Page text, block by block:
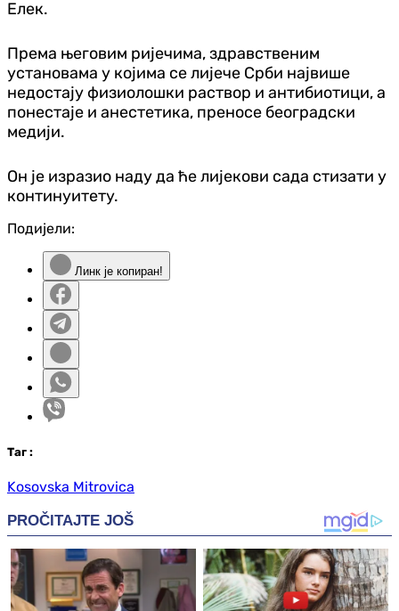
Елек.
Према његовим ријечима, здравственим
установама у којима се лијече Срби највише
недостају физиолошки раствор и антибиотици, а
понестаје и анестетика, преносе београдски
медији.
Он је изразио наду да ће лијекови сада стизати у
континуитету.
Подијели:
Линк је копиран!
Таг :
Kosovska Mitrovica